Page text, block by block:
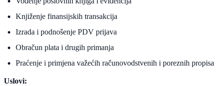
Knjiženje finansijskih transakcija
Izrada i podnošenje PDV prijava
Obračun plata i drugih primanja
Praćenje i primjena važećih računovodstvenih i poreznih propisa
Uslovi: